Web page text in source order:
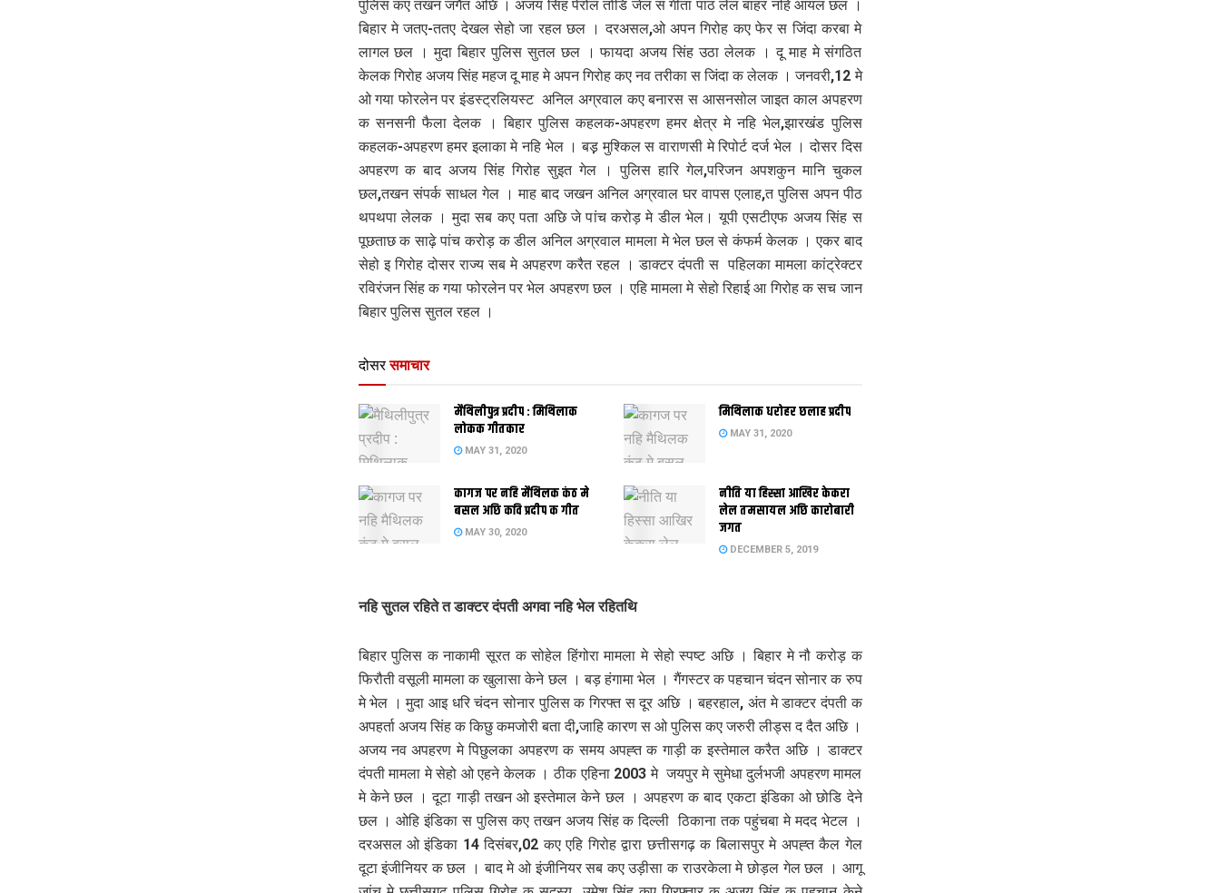
पुलिस कए तखन जगैत अछि । अजय सिंह पेरोल तोडि जेल स गीता पाठ लेल बाहर नहि आयल छल ।
बिहार मे जतए-ततए देखल सेहो जा रहल छल । दरअसल,ओ अपन गिरोह कए फेर स जिंदा करबा मे
लागल छल । मुदा बिहार पुलिस सुतल छल । फायदा अजय सिंह उठा लेलक । दू माह मे संगठित
केलक गिरोह अजय सिंह महज दू माह मे अपन गिरोह कए नव तरीका स जिंदा क लेलक । जनवरी,12 मे
ओ गया फोरलेन पर इंडस्ट्रलियस्ट अनिल अग्रवाल कए बनारस स आसनसोल जाइत काल अपहरण
क सनसनी फैला देलक । बिहार पुलिस कहलक-अपहरण हमर क्षेत्र मे नहि भेल,झारखंड पुलिस
कहलक-अपहरण हमर इलाका मे नहि भेल । बड़़ मुश्किल स वाराणसी मे रिपोर्ट दर्ज भेल । दोसर दिस
अपहरण क बाद अजय सिंह गिरोह सुइत गेल । पुलिस हारि गेल,परिजन अपशकुन मानि चुकल
छल,तखन संपर्क साधल गेल । माह बाद जखन अनिल अग्रवाल घर वापस एलाह,त पुलिस अपन पीठ
थपथपा लेलक । मुदा सब कए पता अछि जे पांच करोड़ मे डील भेल। यूपी एसटीएफ अजय सिंह स
पूछताछ क साढ़े पांच करोड़ क डील अनिल अग्रवाल मामला मे भेल छल से कंफर्म केलक । एकर बाद
सेहो इ गिरोह दोसर राज्य सब मे अपहरण करैत रहल । डाक्टर दंपती स पहिलका मामला कांट्रेक्टर
रविरंजन सिंह क गया फोरलेन पर भेल अपहरण छल । एहि मामला मे सेहो रिहाई आ गिरोह क सच जान
बिहार पुलिस सुतल रहल ।
दोसर समाचार
मैथिलीपुत्र प्रदीप : मिथिलाक
लोकक गीतकार
MAY 31, 2020
मिथिलाक धरोहर छलाह प्रदीप
MAY 31, 2020
कागज पर नहि मैथिलक कंठ मे
बसल अछि कवि प्रदीप क गीत
MAY 30, 2020
नीति या हिस्सा आखिर केकरा
लेल तमसायल अछि कारोबारी
जगत
DECEMBER 5, 2019
नहि सुतल रहिते त डाक्टर दंपती अगवा नहि भेल रहितथि
बिहार पुलिस क नाकामी सूरत क सोहेल हिंगोरा मामला मे सेहो स्पष्ट अछि । बिहार मे नौ करोड़ क
फिरौती वसूली मामला क खुलासा केने छल । बड़ हंगामा भेल । गैंगस्टर क पहचान चंदन सोनार क रुप
मे भेल । मुदा आइ धरि चंदन सोनार पुलिस क गिरफ्त स दूर अछि । बहरहाल, अंत मे डाक्टर दंपती क
अपहर्ता अजय सिंह क किछु कमजोरी बता दी,जाहि कारण स ओ पुलिस कए जरुरी लीड्स द दैत अछि ।
अजय नव अपहरण मे पिछुलका अपहरण क समय अपह्त क गाड़ी क इस्तेमाल करैत अछि । डाक्टर
दंपती मामला मे सेहो ओ एहने केलक । ठीक एहिना 2003 मे जयपुर मे सुमेधा दुर्लभजी अपहरण मामल
मे केने छल । दूटा गाड़ी तखन ओ इस्तेमाल केने छल । अपहरण क बाद एकटा इंडिका ओ छोडि देने
छल । ओहि इंडिका स पुलिस कए तखन अजय सिंह क दिल्ली ठिकाना तक पहुंचबा मे मदद भेटल ।
दरअसल ओ इंडिका 14 दिसंबर,02 कए एहि गिरोह द्वारा छत्तीसगढ़ क बिलासपुर मे अपह्त कैल गेल
दूटा इंजीनियर क छल । बाद मे ओ इंजीनियर सब कए उड़ीसा क राउरकेला मे छोड़ल गेल छल । आगू